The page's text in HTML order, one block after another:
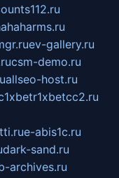
ev-gallery.ru
csm-demo.ru
allseo-host.ru
e-abis1c.ru
dark-sand.ru
archives.ru